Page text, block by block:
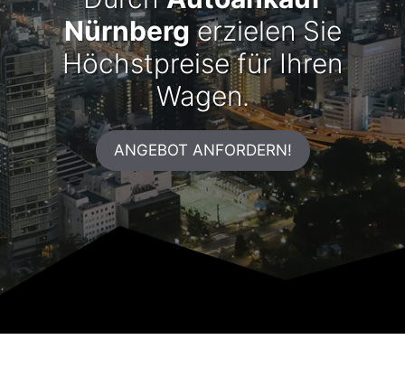
Nürnberg erzielen Sie
Höchstpreise für Ihren
Wagen.
ANGEBOT ANFORDERN!